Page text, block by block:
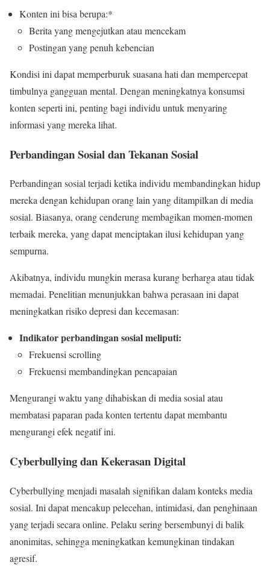
Konten ini bisa berupa:*
Berita yang mengejutkan atau mencekam
Postingan yang penuh kebencian
Kondisi ini dapat memperburuk suasana hati dan mempercepat
timbulnya gangguan mental. Dengan meningkatnya konsumsi
konten seperti ini, penting bagi individu untuk menyaring
informasi yang mereka lihat.
Perbandingan Sosial dan Tekanan Sosial
Perbandingan sosial terjadi ketika individu membandingkan hidup
mereka dengan kehidupan orang lain yang ditampilkan di media
sosial. Biasanya, orang cenderung membagikan momen-momen
terbaik mereka, yang dapat menciptakan ilusi kehidupan yang
sempurna.
Akibatnya, individu mungkin merasa kurang berharga atau tidak
memadai. Penelitian menunjukkan bahwa perasaan ini dapat
meningkatkan risiko depresi dan kecemasan:
Indikator perbandingan sosial meliputi:
Frekuensi scrolling
Frekuensi membandingkan pencapaian
Mengurangi waktu yang dihabiskan di media sosial atau
membatasi paparan pada konten tertentu dapat membantu
mengurangi efek negatif ini.
Cyberbullying dan Kekerasan Digital
Cyberbullying menjadi masalah signifikan dalam konteks media
sosial. Ini dapat mencakup pelecehan, intimidasi, dan penghinaan
yang terjadi secara online. Pelaku sering bersembunyi di balik
anonimitas, sehingga meningkatkan kemungkinan tindakan
agresif.